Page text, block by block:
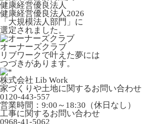
健康経営優良法人
健康経営優良法人2026
「大規模法人部門」に
選定されました。
オーナーズクラブ
リブワークで叶えた夢には
つづきがあります。
株式会社 Lib Work
家づくりや土地に関するお問い合わせ
0120-443-557
営業時間：9:00～18:30（休日なし）
工事に関するお問い合わせ
0968-41-5062